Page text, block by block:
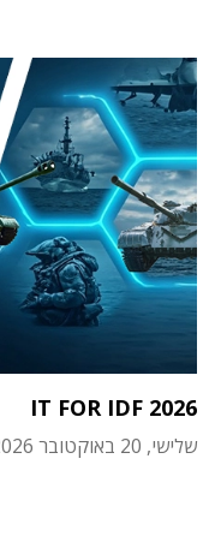
IT FOR IDF 2026
שלישי, 20 באוקטובר 2026